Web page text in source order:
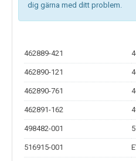
dig gärna med ditt problem.
462889-421
462890-121
462890-761
462891-162
498482-001
516915-001